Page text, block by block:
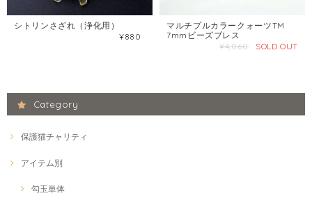
シトリンさざれ（浄化用）
¥880
マルチプルカラークォーツTM
7mmビーズブレス
¥4,060
SOLD OUT
Category
保護猫チャリティ
アイテム別
勾玉単体